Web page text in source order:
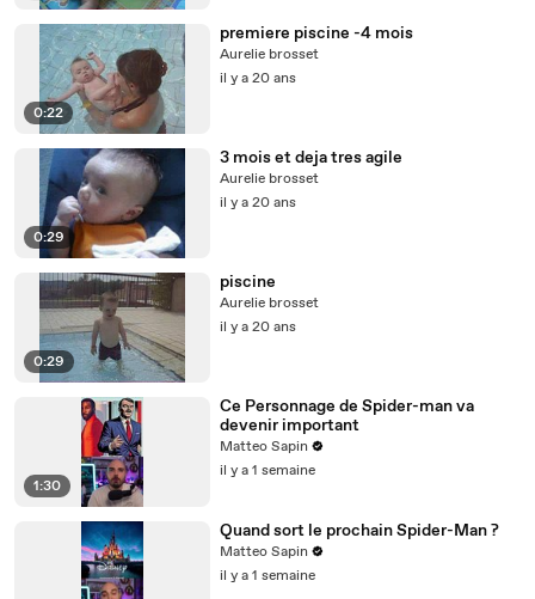
0:22
premiere piscine -4 mois
Aurelie brosset
il y a 20 ans
0:29
3 mois et deja tres agile
Aurelie brosset
il y a 20 ans
0:29
piscine
Aurelie brosset
il y a 20 ans
1:30
Ce Personnage de Spider-man va
devenir important
Matteo Sapin
il y a 1 semaine
Quand sort le prochain Spider-Man ?
Matteo Sapin
il y a 1 semaine